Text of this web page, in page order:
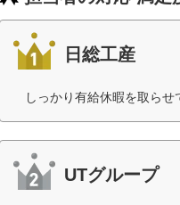
日総工産
しっかり有給休暇を取らせ
UTグループ